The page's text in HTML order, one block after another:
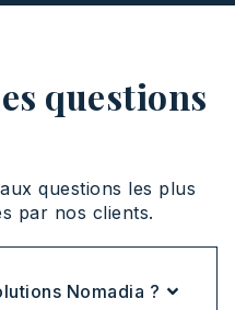
questions
questions les plus
par nos clients.
Nomadia ?